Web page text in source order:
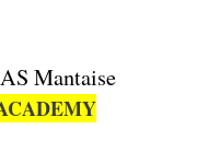
Mantaise